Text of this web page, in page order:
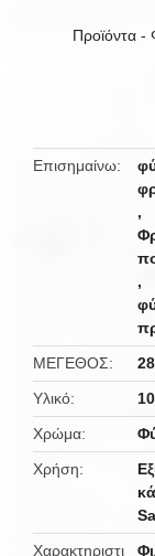
Προϊόντα-
Επισημαίνω
,
,
ΜΕΓΕΘΟΣ
Υλικό
Χρώμα
Χρήση
Χαρακτηριστι